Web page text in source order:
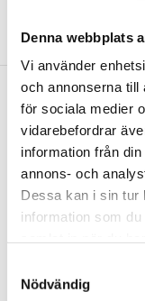
Denna webbplats
Vi använder
och annonserna till
för sociala medier
vidarebefordrar
information från
annons- och
Dessa kan i sin tur
information som
Nödvändig